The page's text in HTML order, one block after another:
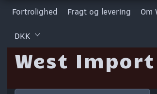
Fortrolighed Fragt og levering Om
DKK
West Import